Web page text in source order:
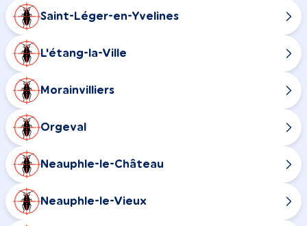
Saint-Léger-en-Yvelines
L'étang-la-Ville
Morainvilliers
Orgeval
Neauphle-le-Château
Neauphle-le-Vieux